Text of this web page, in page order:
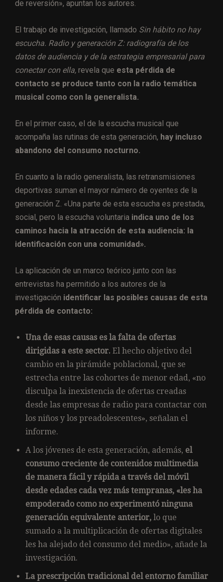
de reversión», apuntan los autores.
El trabajo de investigación, llamado Sin hábito no hay
escucha. Radio y generación Z: radiografía de los
datos de audiencia y de la estrategia empresarial para
conectar con ella, revela que esta pérdida de
contacto se produce tanto con la radio temática
musical como con la generalista.
En el primer caso, el de la escucha musical que
acompaña las rutinas de esta generación, hay incluso
abandono del consumo nocturno.
En cuanto a la radio generalista, las retransmisiones
deportivas suman el mayor número de oyentes de la
generación Z. «Una parte de esta escucha es prestada,
social, pero la escucha voluntaria indica uno de los
caminos hacia la atracción de esta audiencia: la
identificación con una comunidad».
La aplicación de un marco teórico junto con las
entrevistas ha permitido a los autores de la
investigación identificar las posibles causas de esta
pérdida de contacto:
Una de esas causas es la falta de ofertas
dirigidas a este sector. El hecho objetivo del
cambio en la pirámide poblacional, que se
estrecha entre las cohortes de menor edad, «no
disculpa la inexistencia de ofertas creadas
desde las empresas de radio para contactar con
los niños y los preadolescentes», señalan el
informe.
A los jóvenes de esta generación, además, el
consumo creciente de contenidos multimedia
de manera fácil y rápida a través del móvil
desde edades cada vez más tempranas, «les ha
empoderado como no experimentó ninguna
generación equivalente anterior, lo que
sumado a la multiplicación de ofertas digitales
les ha alejado del consumo del medio», añade la
investigación.
La prescripción tradicional del entorno familiar